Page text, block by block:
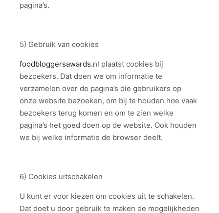
pagina’s.
5) Gebruik van cookies
foodbloggersawards.nl plaatst cookies bij
bezoekers. Dat doen we om informatie te
verzamelen over de pagina’s die gebruikers op
onze website bezoeken, om bij te houden hoe vaak
bezoekers terug komen en om te zien welke
pagina’s het goed doen op de website. Ook houden
we bij welke informatie de browser deelt.
6) Cookies uitschakelen
U kunt er voor kiezen om cookies uit te schakelen.
Dat doet u door gebruik te maken de mogelijkheden